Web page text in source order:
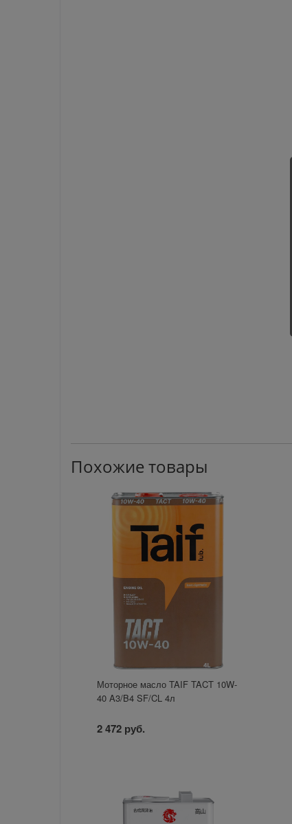
Похожие товары
Моторное масло TAIF TACT 10W-
40 A3/B4 SF/CL 4л
2 472 руб.